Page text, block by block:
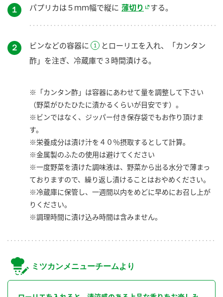
１ パプリカは５ｍｍ幅で縦に 薄切り する。
２ ビンなどの容器に
とローリエを入れ、「カンタン
酢」を注ぎ、冷蔵庫で３時間漬ける。
※「カンタン酢」は容器にあわせて量を調整して下さい
（野菜がひたひたに漬かるくらいが目安です）。
※ビンではなく、ジッパー付き保存袋でもお作り頂けま
す。
※栄養成分は漬け汁を４０％摂取するとして計算。
※金属製のふたの使用は避けてください
※一度野菜を漬けた調味液は、野菜から出る水分で薄まっ
ておりますので、繰り返し漬けることはおやめください。
※冷蔵庫に保管し、一週間以内をめどに早めにお召し上が
りください。
※調理時間に漬け込み時間は含みません。
ミツカンメニューチームより